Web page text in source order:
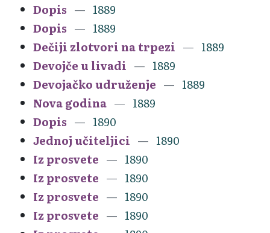
Dopis
1889
Dopis
1889
Dečiji zlotvori na trpezi
1889
Devojče u livadi
1889
Devojačko udruženje
1889
Nova godina
1889
Dopis
1890
Jednoj učiteljici
1890
Iz prosvete
1890
Iz prosvete
1890
Iz prosvete
1890
Iz prosvete
1890